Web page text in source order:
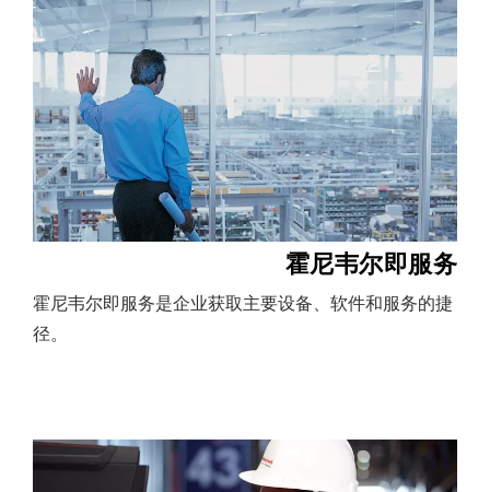
霍尼韦尔即服务
霍尼韦尔即服务是企业获取主要设备、软件和服务的捷
径。